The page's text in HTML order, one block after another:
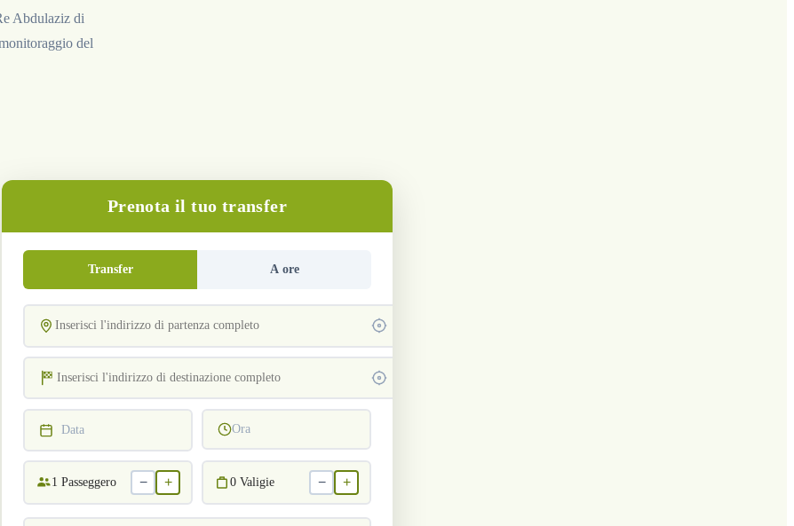
Abdulaziz di
del
Prenota il tuo transfer
Transfer A ore
Data Ora
1 Passeggero − + 0 Valigie − +